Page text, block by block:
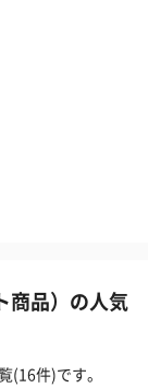
商品）の人気
(16件)です。